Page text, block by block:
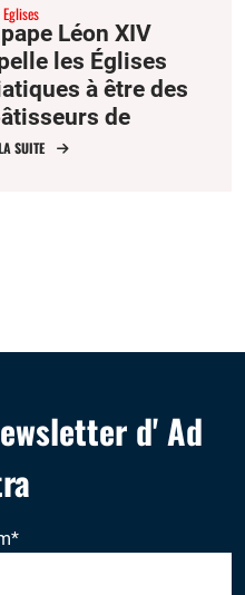
Eglises
Léon XIV
les Églises
à être des
de
»
SUITE
d' Ad
*